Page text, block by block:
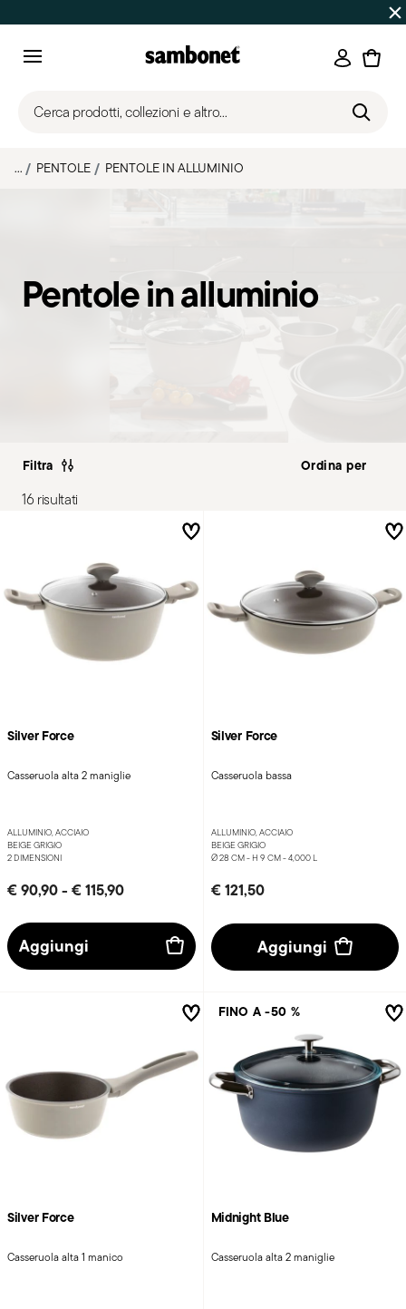
Fino al 50% di sconto su prodotti
Accedi
Cerca prodotti, collezioni e altro...
... PENTOLE PENTOLE IN ALLUMINIO
Pentole in alluminio
Filtra
16 risultati
Silver Force
Casseruola alta 2 maniglie
ALLUMINIO, ACCIAIO
BEIGE GRIGIO
2 DIMENSIONI
€ 90,90- € 115,90
Aggiungi
Silver Force
Casseruola bassa
ALLUMINIO, ACCIAIO
BEIGE GRIGIO
Ø 28 CM - H 9 CM - 4,000 L
€ 121,50
Aggiungi
Silver Force
Casseruola alta 1 manico
Midnight Blue
Casseruola alta 2 maniglie
FINO A -50 %